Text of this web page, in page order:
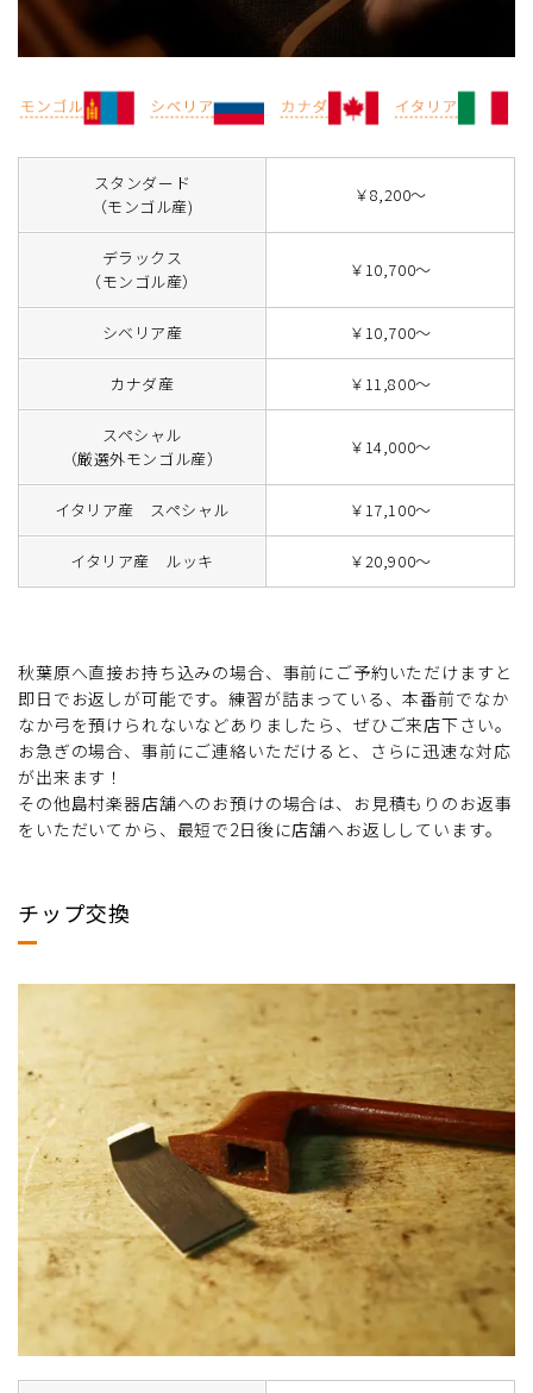
スタンダード
（モンゴル産)
￥8,200～
デラックス
（モンゴル産）
￥10,700～
シベリア産 ￥10,700～
カナダ産 ￥11,800～
スペシャル
（厳選外モンゴル産）
￥14,000～
イタリア産 スペシャル ￥17,100～
イタリア産 ルッキ ￥20,900～
秋葉原へ直接お持ち込みの場合、事前にご予約いただけますと
即日でお返しが可能です。練習が詰まっている、本番前でなか
なか弓を預けられないなどありましたら、ぜひご来店下さい。
お急ぎの場合、事前にご連絡いただけると、さらに迅速な対応
が出来ます！
その他島村楽器店舗へのお預けの場合は、お見積もりのお返事
をいただいてから、最短で2日後に店舗へお返ししています。
チップ交換